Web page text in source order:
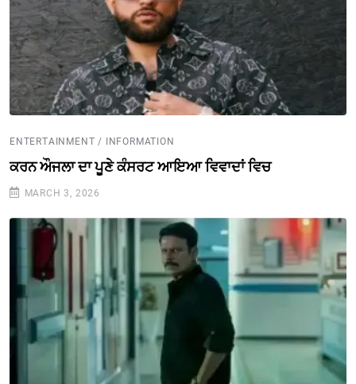
ENTERTAINMENT / INFORMATION
ਕਰਨ ਔਜਲਾ ਦਾ ਪੂਣੇ ਕੰਸਰਟ ਆਇਆ ਵਿਵਾਦਾਂ ਵਿਚ
MARCH 3, 2026